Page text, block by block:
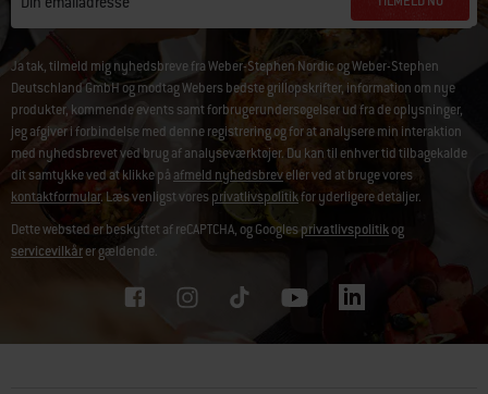
Ja tak, tilmeld mig nyhedsbreve fra Weber-Stephen Nordic og Weber-Stephen
Deutschland GmbH og modtag Webers bedste grillopskrifter, information om nye
produkter, kommende events samt forbrugerundersøgelser ud fra de oplysninger,
jeg afgiver i forbindelse med denne registrering og for at analysere min interaktion
med nyhedsbrevet ved brug af analyseværktøjer. Du kan til enhver tid tilbagekalde
dit samtykke ved at klikke på afmeld nyhedsbreveller ved at bruge vores
kontaktformular. Læs venligst voresprivatlivspolitikfor yderligere detaljer.
Dette websted er beskyttet af reCAPTCHA, og Googlesprivatlivspolitikog
servicevilkårer gældende.